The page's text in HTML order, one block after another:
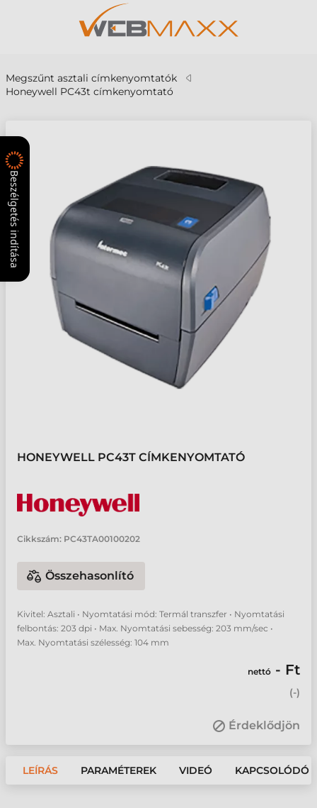
Megszűnt asztali címkenyomtatók
Honeywell PC43t címkenyomtató
HONEYWELL PC43T CÍMKENYOMTATÓ
Cikkszám: PC43TA00100202
Összehasonlító
Kivitel: Asztali • Nyomtatási mód: Termál transzfer • Nyomtatási
felbontás: 203 dpi • Max. Nyomtatási sebesség: 203 mm/sec •
Max. Nyomtatási szélesség: 104 mm
nettó - Ft
(-)
Érdeklődjön
LEÍRÁS PARAMÉTEREK VIDEÓ KAPCSOLÓDÓ
Beszélgetés indítása